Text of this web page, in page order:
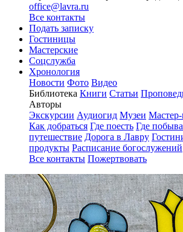
office@lavra.ru
Все контакты
Подать записку
Гостиницы
Мастерские
Соцслужба
Хронология
Новости Фото Видео
Библиотека Книги Статьи
Авторы
Экскурсии Аудиогид Музеи
Как добраться Где поесть Где
путешествие Дорога в Лавру
продукты Расписание богослужений
Все контакты Пожертвовать